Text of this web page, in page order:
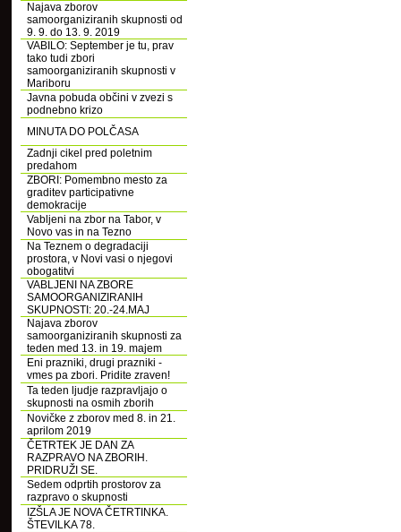
Najava zborov
samoorganiziranih skupnosti od
9. 9. do 13. 9. 2019
VABILO: September je tu, prav
tako tudi zbori
samoorganiziranih skupnosti v
Mariboru
Javna pobuda občini v zvezi s
podnebno krizo
MINUTA DO POLČASA
Zadnji cikel pred poletnim
predahom
ZBORI: Pomembno mesto za
graditev participativne
demokracije
Vabljeni na zbor na Tabor, v
Novo vas in na Tezno
Na Teznem o degradaciji
prostora, v Novi vasi o njegovi
obogatitvi
VABLJENI NA ZBORE
SAMOORGANIZIRANIH
SKUPNOSTI: 20.-24.MAJ
Najava zborov
samoorganiziranih skupnosti za
teden med 13. in 19. majem
Eni prazniki, drugi prazniki -
vmes pa zbori. Pridite zraven!
Ta teden ljudje razpravljajo o
skupnosti na osmih zborih
Novičke z zborov med 8. in 21.
aprilom 2019
ČETRTEK JE DAN ZA
RAZPRAVO NA ZBORIH.
PRIDRUŽI SE.
Sedem odprtih prostorov za
razpravo o skupnosti
IZŠLA JE NOVA ČETRTINKA.
ŠTEVILKA 78.